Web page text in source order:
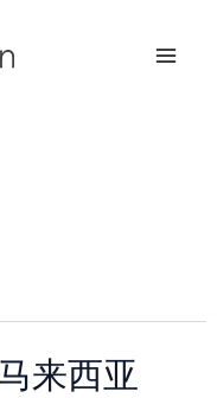
来西亚